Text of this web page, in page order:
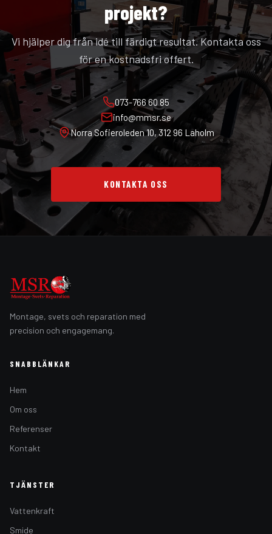
projekt?
Vi hjälper dig från idé till färdigt resultat. Kontakta oss
för en kostnadsfri offert.
073-766 60 85
info@mmsr.se
Norra Sofieroleden 10, 312 96 Laholm
KONTAKTA OSS
Montage, svets och reparation med
precision och engagemang.
SNABBLÄNKAR
Hem
Om oss
Referenser
Kontakt
TJÄNSTER
Vattenkraft
Smide